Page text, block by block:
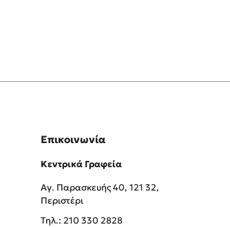
Επικοινωνία
Κεντρικά Γραφεία
Αγ. Παρασκευής 40, 121 32,
Περιστέρι
Tηλ.: 210 330 2828